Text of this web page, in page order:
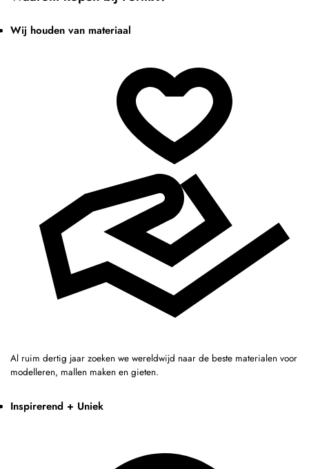
Wij houden van materiaal
Al ruim dertig jaar zoeken we wereldwijd naar de beste materialen voor
modelleren, mallen maken en gieten.
Inspirerend + Uniek